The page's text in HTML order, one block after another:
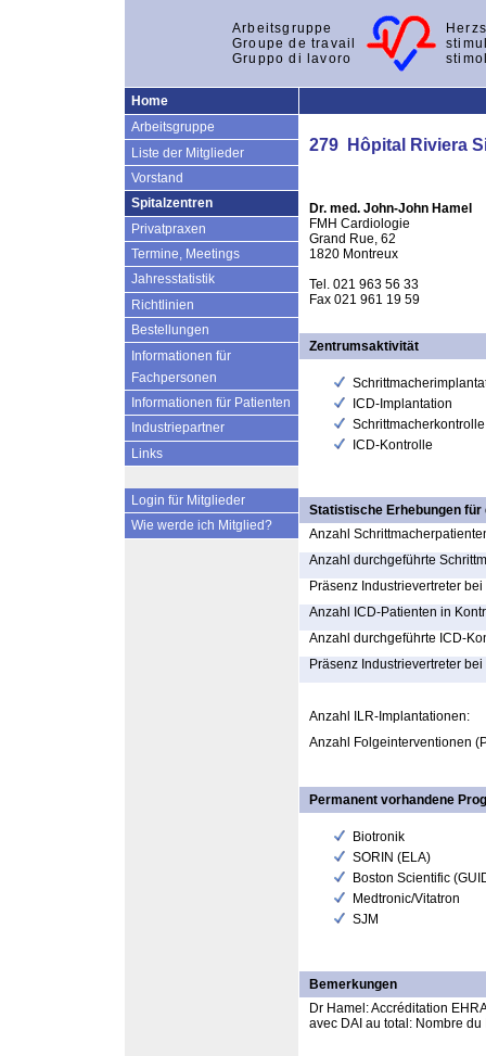
Arbeitsgruppe
Groupe de travail
Gruppo di lavoro
Home
Arbeitsgruppe
Liste der Mitglieder
Vorstand
Spitalzentren
Privatpraxen
Termine, Meetings
Jahresstatistik
Richtlinien
Bestellungen
Informationen für
Fachpersonen
Informationen für Patienten
Industriepartner
Links
Login für Mitglieder
Wie werde ich Mitglied?
279 Hôpital Riviera
Dr. med. John-John Hamel
FMH Cardiologie
Grand Rue, 62
1820 Montreux
Tel. 021 963 56 33
Fax 021 961 19 59
Zentrumsaktivität
ICD-Implantation
Schrittmacherkontrolle
ICD-Kontrolle
Statistische Erhebungen für
Anzahl
Anzahl durchgeführte
Präsenz Industrievertreter
Anzahl ICD-Patienten in
Anzahl durchgeführte ICD-
Präsenz Industrievertreter
Anzahl ILR-Implantationen:
Anzahl Folgeinterventionen
Permanent vorhandene
Biotronik
SORIN (ELA)
Boston Scientific
Medtronic/Vitatron
SJM
Bemerkungen
Dr Hamel: Accréditation
avec DAI au total: Nombre